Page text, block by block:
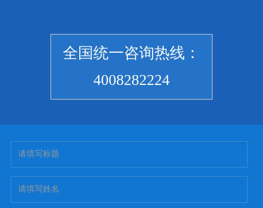
全国统一咨询热线：
4008282224